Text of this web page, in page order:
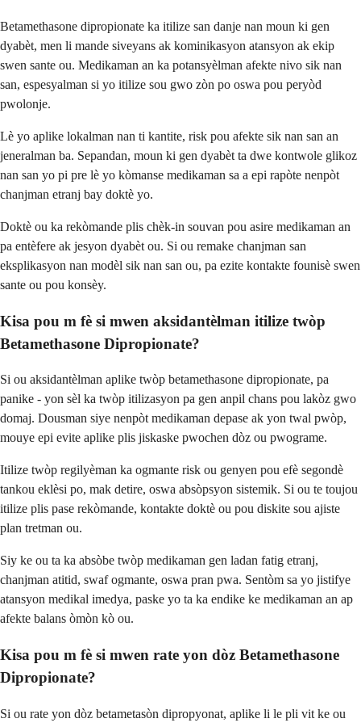
Betamethasone dipropionate ka itilize san danje nan moun ki gen
dyabèt, men li mande siveyans ak kominikasyon atansyon ak ekip
swen sante ou. Medikaman an ka potansyèlman afekte nivo sik nan
san, espesyalman si yo itilize sou gwo zòn po oswa pou peryòd
pwolonje.
Lè yo aplike lokalman nan ti kantite, risk pou afekte sik nan san an
jeneralman ba. Sepandan, moun ki gen dyabèt ta dwe kontwole glikoz
nan san yo pi pre lè yo kòmanse medikaman sa a epi rapòte nenpòt
chanjman etranj bay doktè yo.
Doktè ou ka rekòmande plis chèk-in souvan pou asire medikaman an
pa entèfere ak jesyon dyabèt ou. Si ou remake chanjman san
eksplikasyon nan modèl sik nan san ou, pa ezite kontakte founisè swen
sante ou pou konsèy.
Kisa pou m fè si mwen aksidantèlman itilize twòp
Betamethasone Dipropionate?
Si ou aksidantèlman aplike twòp betamethasone dipropionate, pa
panike - yon sèl ka twòp itilizasyon pa gen anpil chans pou lakòz gwo
domaj. Dousman siye nenpòt medikaman depase ak yon twal pwòp,
mouye epi evite aplike plis jiskaske pwochen dòz ou pwograme.
Itilize twòp regilyèman ka ogmante risk ou genyen pou efè segondè
tankou eklèsi po, mak detire, oswa absòpsyon sistemik. Si ou te toujou
itilize plis pase rekòmande, kontakte doktè ou pou diskite sou ajiste
plan tretman ou.
Siy ke ou ta ka absòbe twòp medikaman gen ladan fatig etranj,
chanjman atitid, swaf ogmante, oswa pran pwa. Sentòm sa yo jistifye
atansyon medikal imedya, paske yo ta ka endike ke medikaman an ap
afekte balans òmòn kò ou.
Kisa pou m fè si mwen rate yon dòz Betamethasone
Dipropionate?
Si ou rate yon dòz betametasòn dipropyonat, aplike li le pli vit ke ou